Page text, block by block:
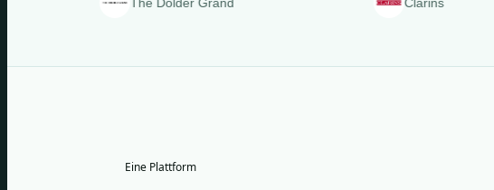
Eine Plattform